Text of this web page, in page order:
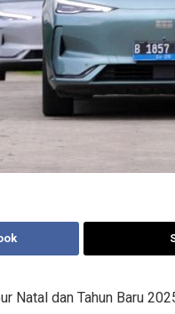
Natal dan Tahun Baru